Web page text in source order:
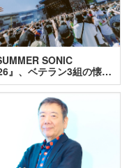
SONIC
』、ベテラン3組の懐…